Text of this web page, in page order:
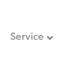
Service –